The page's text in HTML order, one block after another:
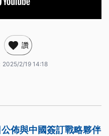
讚
2025/2/19 14:18
佈與中國簽訂戰略夥伴